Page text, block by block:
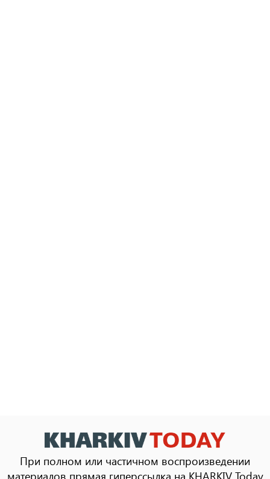
При полном или частичном воспроизведении
материалов прямая гиперссылка на KHARKIV Today